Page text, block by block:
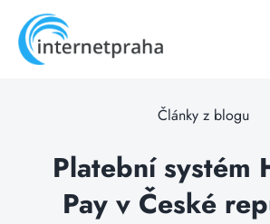
content
Balíčky
Články z blogu
Platební systém
Pay v České